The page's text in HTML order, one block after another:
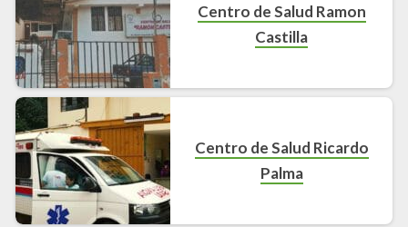
Centro de Salud Ramon
Castilla
Centro de Salud Ricardo
Palma